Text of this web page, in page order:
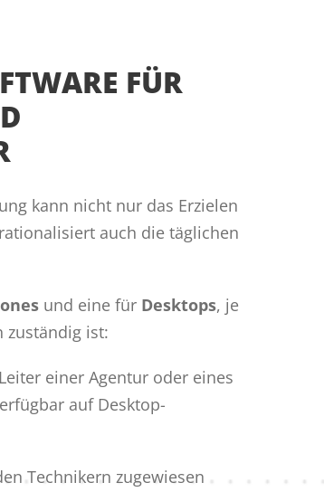
FÜR
kann nicht nur das Erzielen
auch die täglichen
und eine für Desktops, je
zuständig ist:
einer Agentur oder eines
auf Desktop-
Technikern zugewiesen